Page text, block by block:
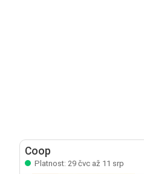
Coop
Platnost: 29 čvc až 11 srp